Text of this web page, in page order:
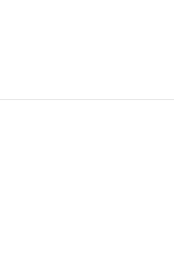
くて最高に良いです、他の商品を通